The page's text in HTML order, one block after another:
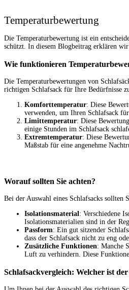
Temperaturbewertung
Die Temperaturbewertung ist ein
schützt. In diesem Blogbeitrag erklären
Wie funktionieren
Die Temperaturbewertungen von
richtigen Schlafsack für Ihre Bedürfnisse
Komforttemperatur: Diese
verwenden, um Ihren Schlafsack
Limittemperatur: Diese
einige Stunden im Schlafsack
Extremtemperatur: Diese
Maßstab für eine angenehme
Worauf sollten Sie achten?
Bei der Auswahl eines Schlafsacks sollten
Isolationsmaterial: Verschiedene
Isolationsmaterialien sind in der
Passform: Ein gut sitzender
dass der Schlafsack nicht zu eng
Zusätzliche Funktionen: Manche
Luft zu verhindern. Diese
Schlafsackvergleich: Welcher ist